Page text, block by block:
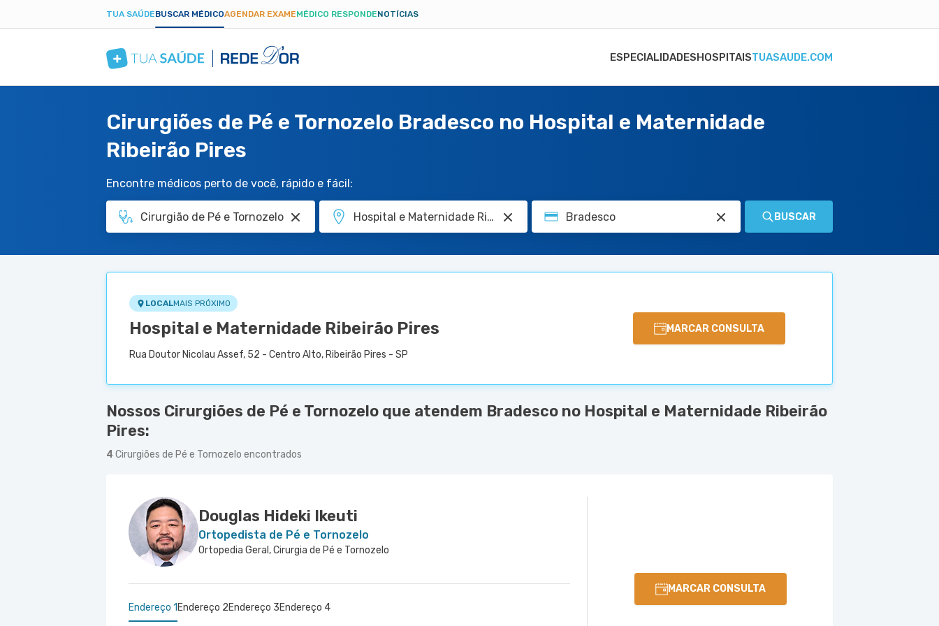
TUA SAÚDEBUSCAR MÉDICOAGENDAR EXAMEMÉDICO RESPONDENOTÍCIAS
ESPECIALIDADESHOSPITAISTUASAUDE.COM
Cirurgiões de Pé e Tornozelo Bradesco no Hospital e Maternidade
Ribeirão Pires
Encontre médicos perto de você, rápido e fácil:
BUSCAR
LOCALMAIS PRÓXIMO
Hospital e Maternidade Ribeirão Pires
Rua Doutor Nicolau Assef, 52 - Centro Alto, Ribeirão Pires - SP
MARCAR CONSULTA
Nossos Cirurgiões de Pé e Tornozelo que atendem Bradesco no Hospital e Maternidade Ribeirão
Pires:
4 Cirurgiões de Pé e Tornozelo encontrados
Douglas Hideki Ikeuti
Ortopedista de Pé e Tornozelo
Ortopedia Geral, Cirurgia de Pé e Tornozelo
MARCAR CONSULTA
Endereço 1 Endereço 2Endereço 3Endereço 4